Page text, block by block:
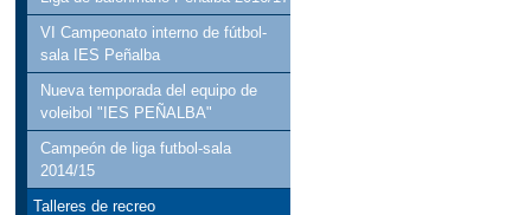
VI Campeonato interno de fútbol-
sala IES Peñalba
Nueva temporada del equipo de
voleibol "IES PEÑALBA"
Campeón de liga futbol-sala
2014/15
Talleres de recreo